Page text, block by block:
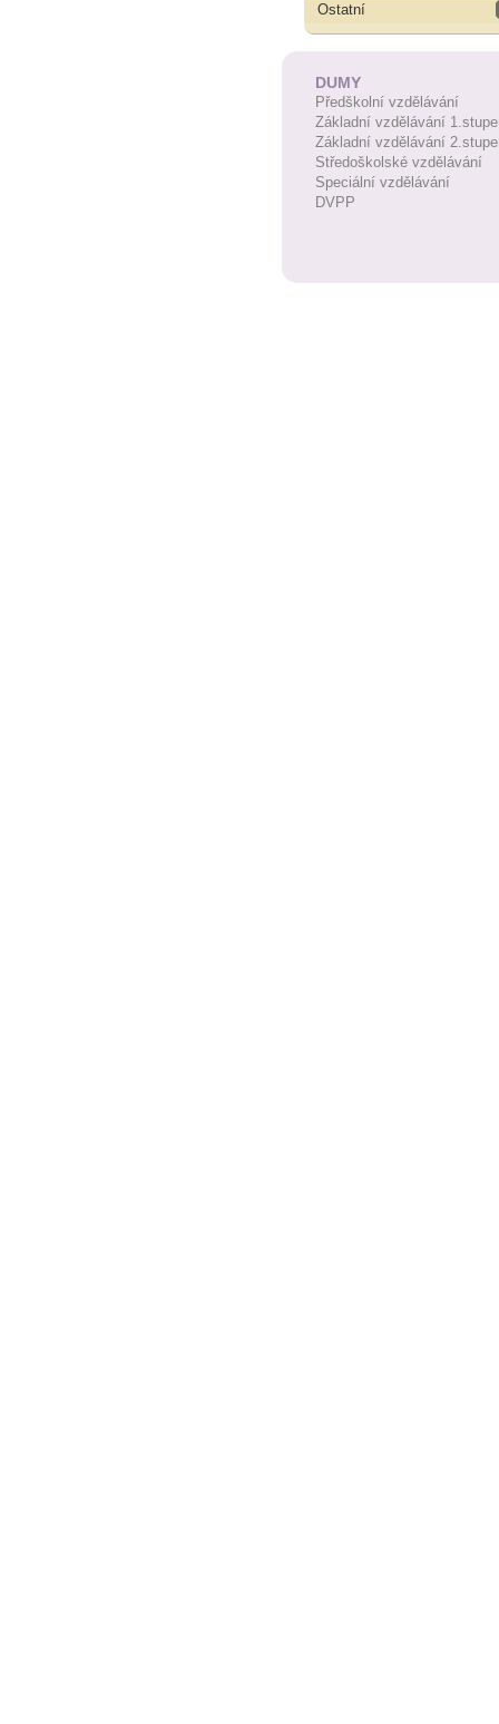
Ostatní
DUMY
Předškolní vzdělávání
Základní vzdělávání
Základní vzdělávání
Středoškolské vzdělávání
Speciální vzdělávání
DVPP